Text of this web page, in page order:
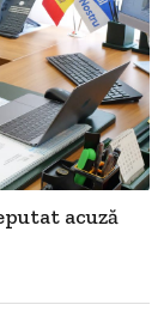
acuză